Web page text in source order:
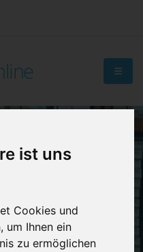
ist uns
Cookies und
um Ihnen ein
zu ermöglichen